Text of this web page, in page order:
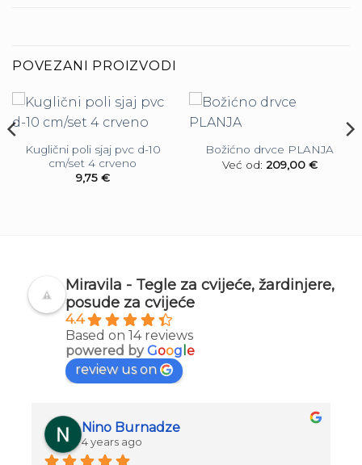
POVEZANI PROIZVODI
Kuglični poli sjaj pvc d-10
cm/set 4 crveno
9,75 €
Božićno drvce PLANJA
Već od: 209,00 €
Miravila - Tegle za cvijeće, žardinjere,
posude za cvijeće
4.4
Based on 14 reviews
powered byGoog e
review us on
Nino Burnadze
4 years ago